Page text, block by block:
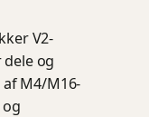
V2-
og
M4/M16-